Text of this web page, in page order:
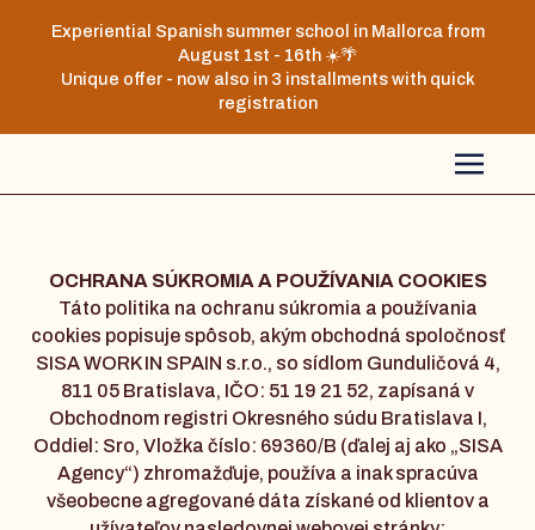
Experiential Spanish summer school in Mallorca from
August 1st - 16th ☀️🌴
Unique offer - now also in 3 installments with quick
registration
OCHRANA SÚKROMIA A POUŽÍVANIA COOKIES
Táto politika na ochranu súkromia a používania
cookies popisuje spôsob, akým obchodná spoločnosť
SISA WORK IN SPAIN s.r.o., so sídlom Gunduličová 4,
811 05 Bratislava, IČO: 51 19 21 52, zapísaná v
Obchodnom registri Okresného súdu Bratislava I,
Oddiel: Sro, Vložka číslo: 69360/B (ďalej aj ako „SISA
Agency“) zhromažďuje, používa a inak spracúva
všeobecne agregované dáta získané od klientov a